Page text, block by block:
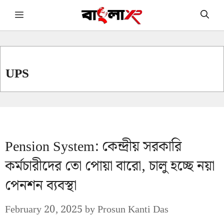
Skip Menu
UPS
Pension System: কেন্দ্রীয় সরকারি
কর্মচারীদের তো পোয়া বারো, চালু হচ্ছে নয়া
পেনশন ব্যবস্থা
February 20, 2025byProsun Kanti Das